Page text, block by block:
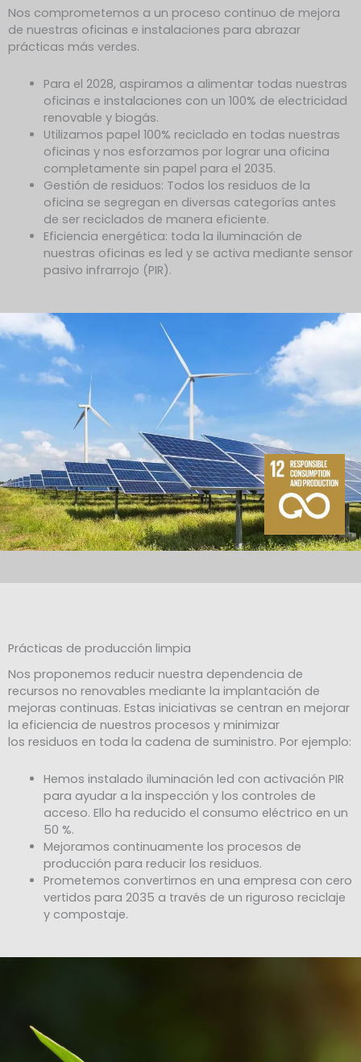
Nos comprometemos a un proceso continuo de mejora
de nuestras oficinas e instalaciones para abrazar
prácticas más verdes.
Para el 2028, aspiramos a alimentar todas nuestras
oficinas e instalaciones con un 100% de electricidad
renovable y biogás.
Utilizamos papel 100% reciclado en todas nuestras
oficinas y nos esforzamos por lograr una oficina
completamente sin papel para el 2035.
Gestión de residuos: Todos los residuos de la
oficina se segregan en diversas categorías antes
de ser reciclados de manera eficiente.
Eficiencia energética: toda la iluminación de
nuestras oficinas es led y se activa mediante sensor
pasivo infrarrojo (PIR).
Prácticas de producción limpia
Nos proponemos reducir nuestra dependencia de
recursos no renovables mediante la implantación de
mejoras continuas. Estas iniciativas se centran en mejorar
la eficiencia de nuestros procesos y minimizar
los residuos en toda la cadena de suministro. Por ejemplo:
Hemos instalado iluminación led con activación PIR
para ayudar a la inspección y los controles de
acceso. Ello ha reducido el consumo eléctrico en un
50 %.
Mejoramos continuamente los procesos de
producción para reducir los residuos.
Prometemos convertirnos en una empresa con cero
vertidos para 2035 a través de un riguroso reciclaje
y compostaje.